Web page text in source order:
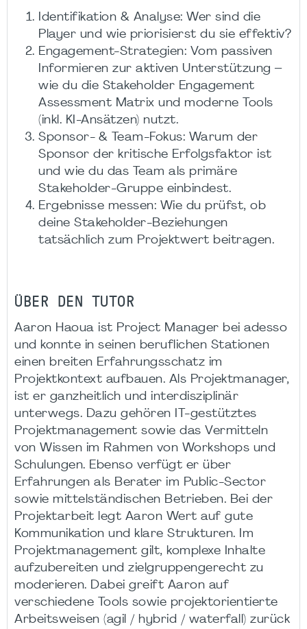
Identifikation & Analyse: Wer sind die
Player und wie priorisierst du sie effektiv?
Engagement-Strategien: Vom passiven
Informieren zur aktiven Unterstützung –
wie du die Stakeholder Engagement
Assessment Matrix und moderne Tools
(inkl. KI-Ansätzen) nutzt.
Sponsor- & Team-Fokus: Warum der
Sponsor der kritische Erfolgsfaktor ist
und wie du das Team als primäre
Stakeholder-Gruppe einbindest.
Ergebnisse messen: Wie du prüfst, ob
deine Stakeholder-Beziehungen
tatsächlich zum Projektwert beitragen.
ÜBER DEN TUTOR
Aaron Haoua ist Project Manager bei adesso
und konnte in seinen beruflichen Stationen
einen breiten Erfahrungsschatz im
Projektkontext aufbauen. Als Projektmanager,
ist er ganzheitlich und interdisziplinär
unterwegs. Dazu gehören IT-gestütztes
Projektmanagement sowie das Vermitteln
von Wissen im Rahmen von Workshops und
Schulungen. Ebenso verfügt er über
Erfahrungen als Berater im Public-Sector
sowie mittelständischen Betrieben. Bei der
Projektarbeit legt Aaron Wert auf gute
Kommunikation und klare Strukturen. Im
Projektmanagement gilt, komplexe Inhalte
aufzubereiten und zielgruppengerecht zu
moderieren. Dabei greift Aaron auf
verschiedene Tools sowie projektorientierte
Arbeitsweisen (agil / hybrid / waterfall) zurück